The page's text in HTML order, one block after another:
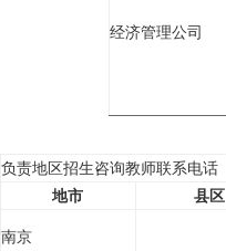
经济管理公司
负责地区招生咨询教师联系电话
地市
县区
南京